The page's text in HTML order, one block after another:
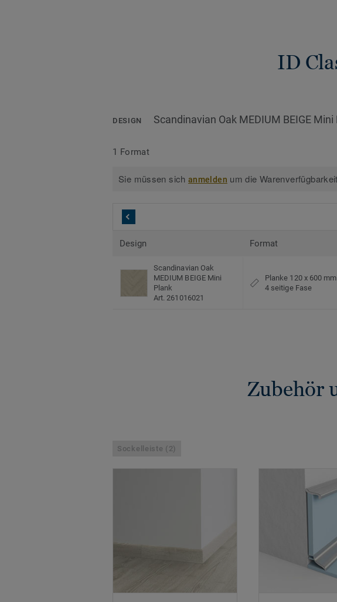
ID
DESIGN Scandinavian Oak MEDIUM BEIGE Mini
1 Format
Sie müssen sichanmelden um die
Design Format
Scandinavian Oak
MEDIUM BEIGE Mini
Plank
Art. 261016021
Planke 120 x 600 mm
4 seitige Fase
Zubehör
Sockelleiste (2)